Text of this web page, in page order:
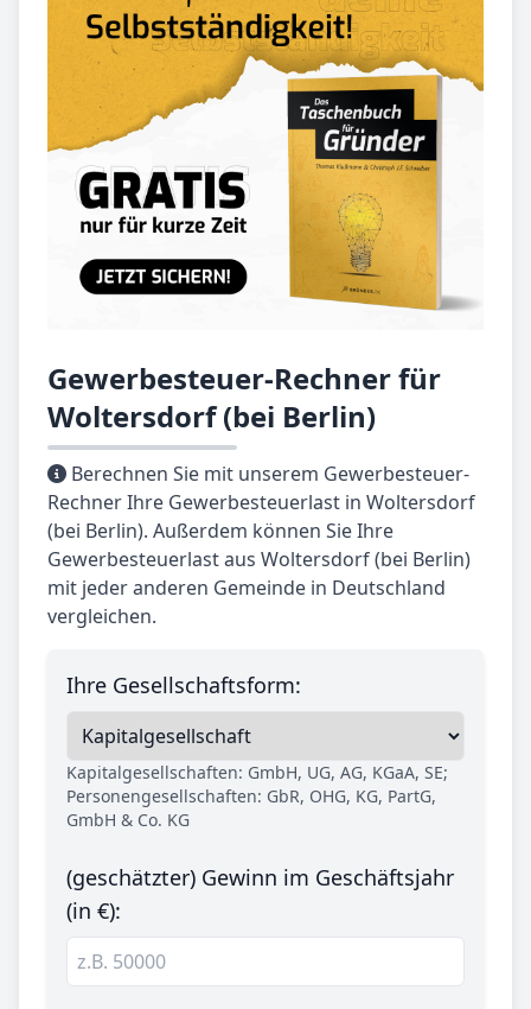
Gewerbesteuer-Rechner für
Woltersdorf (bei Berlin)
Berechnen Sie mit unserem Gewerbesteuer-
Rechner Ihre Gewerbesteuerlast in Woltersdorf
(bei Berlin). Außerdem können Sie Ihre
Gewerbesteuerlast aus Woltersdorf (bei Berlin)
mit jeder anderen Gemeinde in Deutschland
vergleichen.
Ihre Gesellschaftsform:
Kapitalgesellschaften: GmbH, UG, AG, KGaA, SE;
Personengesellschaften: GbR, OHG, KG, PartG,
GmbH & Co. KG
(geschätzter) Gewinn im Geschäftsjahr
(in €):